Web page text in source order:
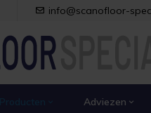
info@scanofloor-
Adviezen